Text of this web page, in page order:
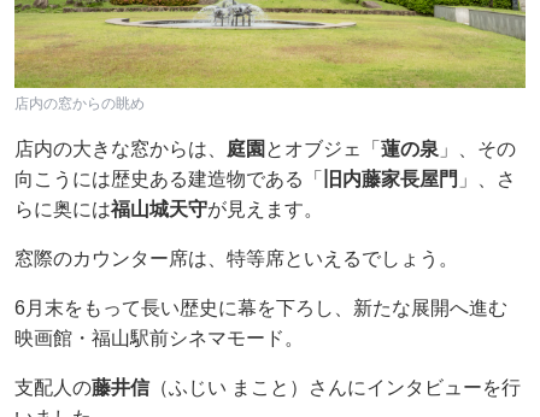
店内の窓からの眺め
店内の大きな窓からは、 庭園 とオブジェ「 蓮の泉 」、その
向こうには歴史ある建造物である「
旧内藤家長屋門 」、さ
らに奥には福山城天守が見えます。
窓際のカウンター席は、特等席といえるでしょう。
6月末をもって長い歴史に幕を下ろし、新たな展開へ進む
映画館・福山駅前シネマモード。
支配人の藤井信（ふじい まこと）さんにインタビューを行